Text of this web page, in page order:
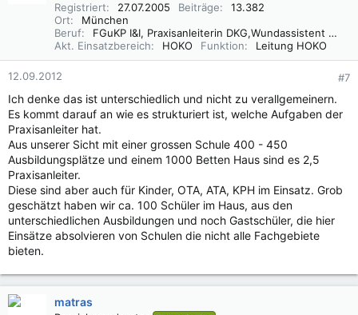
Registriert 27.07.2005 Beiträge
13.382
Ort
München
Beruf
FGuKP I&I, Praxisanleiterin DKG,Wundassistent WaCert DGfW, Rettungsassistentin, Diätassistentin
Akt. Einsatzbereich
HOKO Funktion Leitung HOKO
12.09.2012 #7
Ich denke das ist unterschiedlich und nicht zu verallgemeinern.
Es kommt darauf an wie es strukturiert ist, welche Aufgaben der
Praxisanleiter hat.
Aus unserer Sicht mit einer grossen Schule 400 - 450
Ausbildungsplätze und einem 1000 Betten Haus sind es 2,5
Praxisanleiter.
Diese sind aber auch für Kinder, OTA, ATA, KPH im Einsatz. Grob
geschätzt haben wir ca. 100 Schüler im Haus, aus den
unterschiedlichen Ausbildungen und noch Gastschüler, die hier
Einsätze absolvieren von Schulen die nicht alle Fachgebiete
bieten.
matras